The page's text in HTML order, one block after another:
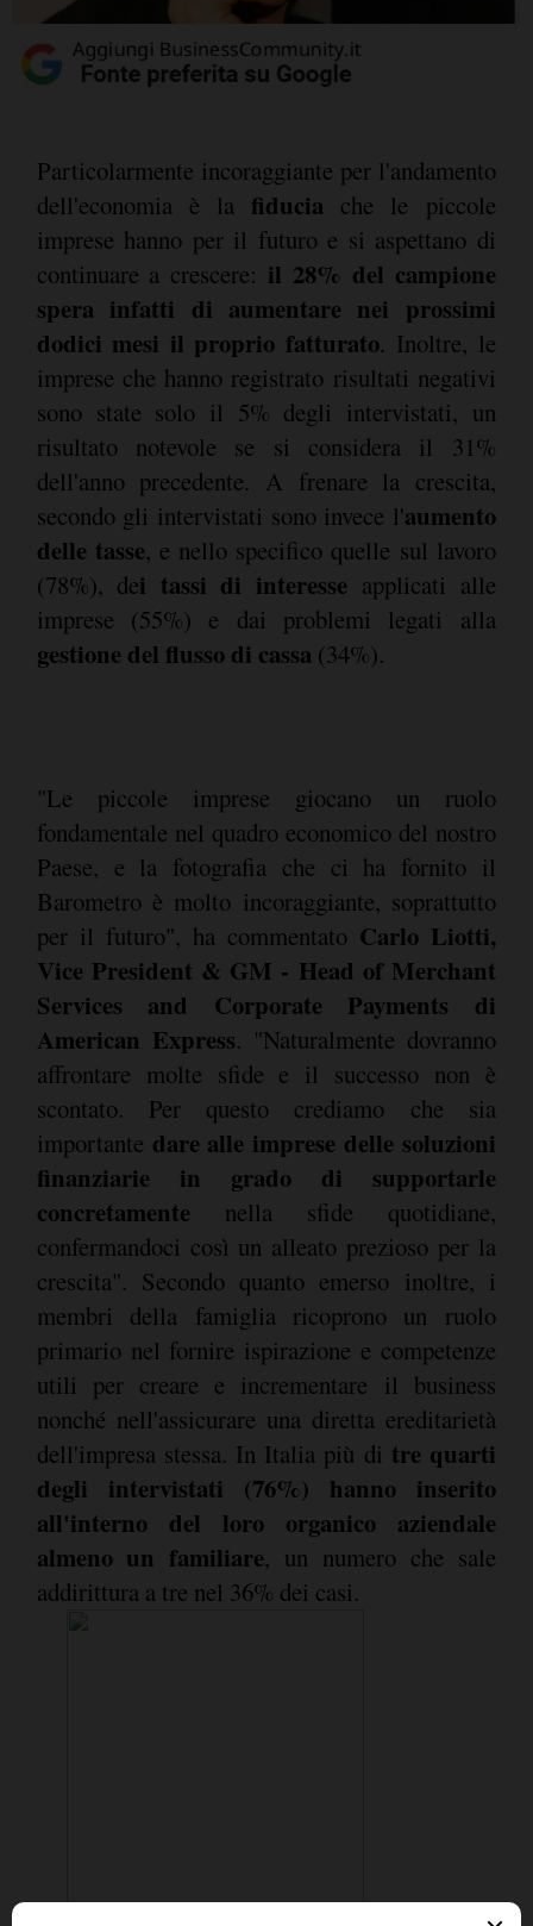
Particolarmente incoraggiante per l'andamento
dell'economia è la fiducia che le piccole
imprese hanno per il futuro e si aspettano di
continuare a crescere: il 28% del campione
spera infatti di aumentare nei prossimi
dodici mesi il proprio fatturato. Inoltre, le
imprese che hanno registrato risultati negativi
sono state solo il 5% degli intervistati, un
risultato notevole se si considera il 31%
dell'anno precedente. A frenare la crescita,
secondo gli intervistati sono invece l'aumento
delle tasse, e nello specifico quelle sul lavoro
(78%), dei tassi di interesse applicati alle
imprese (55%) e dai problemi legati alla
gestione del flusso di cassa (34%).
"Le piccole imprese giocano un ruolo
fondamentale nel quadro economico del nostro
Paese, e la fotografia che ci ha fornito il
Barometro è molto incoraggiante, soprattutto
per il futuro", ha commentato Carlo Liotti,
Vice President & GM - Head of Merchant
Services and Corporate Payments di
American Express. "Naturalmente dovranno
affrontare molte sfide e il successo non è
scontato. Per questo crediamo che sia
importante dare alle imprese delle soluzioni
finanziarie in grado di supportarle
concretamente nella sfide quotidiane,
confermandoci così un alleato prezioso per la
crescita". Secondo quanto emerso inoltre, i
membri della famiglia ricoprono un ruolo
primario nel fornire ispirazione e competenze
utili per creare e incrementare il business
nonché nell'assicurare una diretta ereditarietà
dell'impresa stessa. In Italia più di tre quarti
degli intervistati (76%) hanno inserito
all'interno del loro organico aziendale
almeno un familiare, un numero che sale
addirittura a tre nel 36% dei casi.